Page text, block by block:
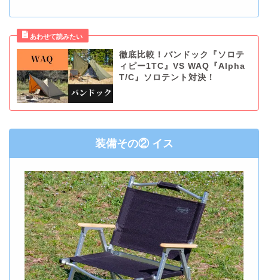
徹底比較！バンドック『ソロテ
ィピー1TC』VS WAQ『Alpha
T/C』ソロテント対決！
装備その② イス